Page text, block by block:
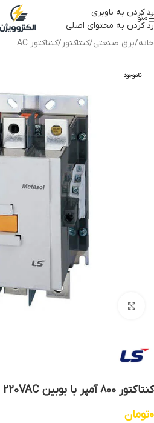
رد کردن به ناوبری
رد کردن به محتوای اصلی
منو
خانه/برق صنعتی/کنتاکتور/کنتاکتور AC
ناموجود
کنتاکتور 800 آمپر با بوبین 220VAC برند ال اس (LS)
0تومان